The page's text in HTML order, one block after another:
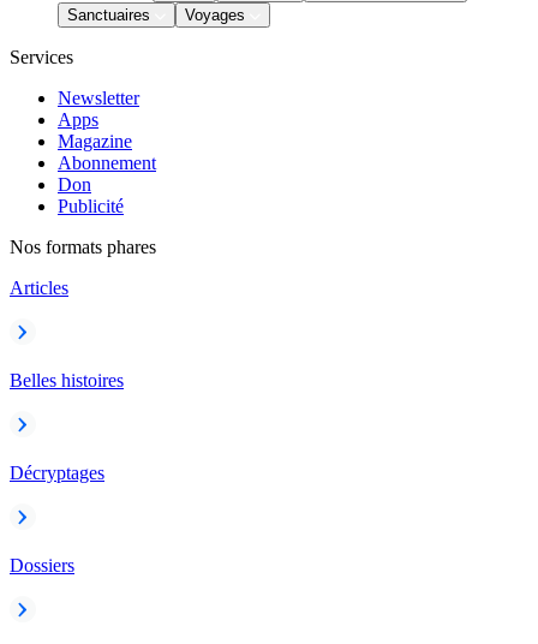
Sanctuaires
Voyages
Services
Newsletter
Apps
Magazine
Abonnement
Don
Publicité
Nos formats phares
Articles
Belles histoires
Décryptages
Dossiers